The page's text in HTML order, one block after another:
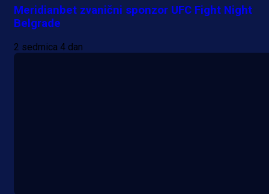
Meridianbet zvanični sponzor UFC Fight Night
Belgrade
2 sedmica 4 dan